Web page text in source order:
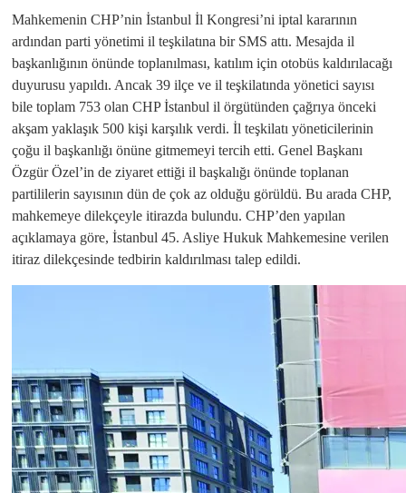
Mahkemenin CHP’nin İstanbul İl Kongresi’ni iptal kararının
ardından parti yönetimi il teşkilatına bir SMS attı. Mesajda il
başkanlığının önünde toplanılması, katılım için otobüs kaldırılacağı
duyurusu yapıldı. Ancak 39 ilçe ve il teşkilatında yönetici sayısı
bile toplam 753 olan CHP İstanbul il örgütünden çağrıya önceki
akşam yaklaşık 500 kişi karşılık verdi. İl teşkilatı yöneticilerinin
çoğu il başkanlığı önüne gitmemeyi tercih etti. Genel Başkanı
Özgür Özel’in de ziyaret ettiği il başkalığı önünde toplanan
partililerin sayısının dün de çok az olduğu görüldü. Bu arada CHP,
mahkemeye dilekçeyle itirazda bulundu. CHP’den yapılan
açıklamaya göre, İstanbul 45. Asliye Hukuk Mahkemesine verilen
itiraz dilekçesinde tedbirin kaldırılması talep edildi.